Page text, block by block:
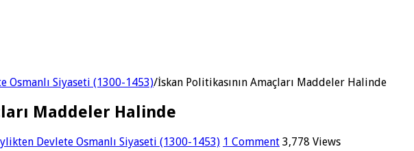
Osmanlı Siyaseti (1300-1453)/İskan Politikasının Amaçları Maddeler Halinde
Maddeler Halinde
Devlete Osmanlı Siyaseti (1300-1453) 1 Comment 3,778 Views